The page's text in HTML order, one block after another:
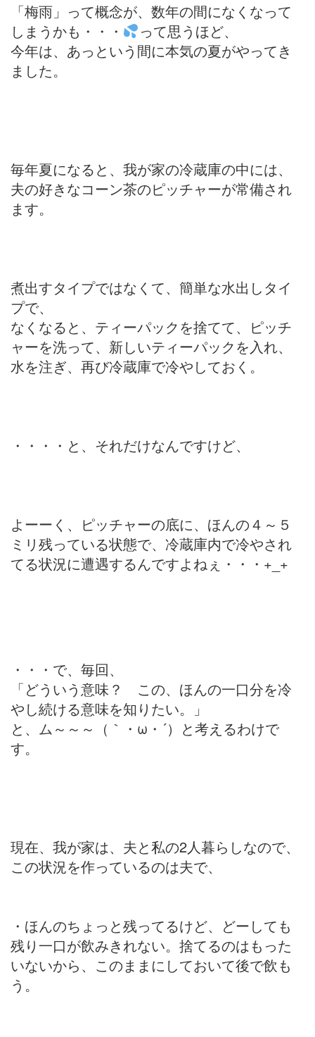
「梅雨」って概念が、数年の間になくなって
しまうかも・・・
って思うほど、
今年は、あっという間に本気の夏がやってき
ました。
毎年夏になると、我が家の冷蔵庫の中には、
夫の好きなコーン茶のピッチャーが常備され
ます。
煮出すタイプではなくて、簡単な水出しタイ
プで、
なくなると、ティーパックを捨てて、ピッチ
ャーを洗って、新しいティーパックを入れ、
水を注ぎ、再び冷蔵庫で冷やしておく。
・・・・と、それだけなんですけど、
よーーく、ピッチャーの底に、ほんの４～５
ミリ残っている状態で、冷蔵庫内で冷やされ
てる状況に遭遇するんですよねぇ・・・+_+
・・・で、毎回、
「どういう意味？ この、ほんの一口分を冷
やし続ける意味を知りたい。」
と、ム～～～（｀・ω・´）と考えるわけで
す。
現在、我が家は、夫と私の2人暮らしなので、
この状況を作っているのは夫で、
・ほんのちょっと残ってるけど、どーしても
残り一口が飲みきれない。捨てるのはもった
いないから、このままにしておいて後で飲も
う。